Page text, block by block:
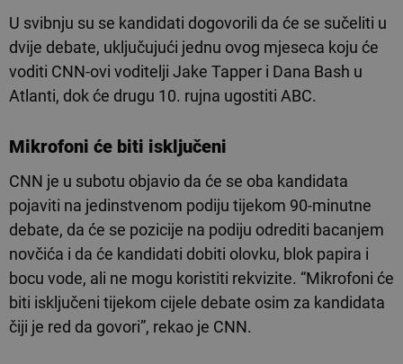
U svibnju su se kandidati dogovorili da će se sučeliti u
dvije debate, uključujući jednu ovog mjeseca koju će
voditi CNN-ovi voditelji Jake Tapper i Dana Bash u
Atlanti, dok će drugu 10. rujna ugostiti ABC.
Mikrofoni će biti isključeni
CNN je u subotu objavio da će se oba kandidata
pojaviti na jedinstvenom podiju tijekom 90-minutne
debate, da će se pozicije na podiju odrediti bacanjem
novčića i da će kandidati dobiti olovku, blok papira i
bocu vode, ali ne mogu koristiti rekvizite. “Mikrofoni će
biti isključeni tijekom cijele debate osim za kandidata
čiji je red da govori”, rekao je CNN.